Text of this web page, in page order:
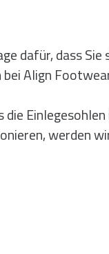
dafür, dass Sie
Align
die
werden